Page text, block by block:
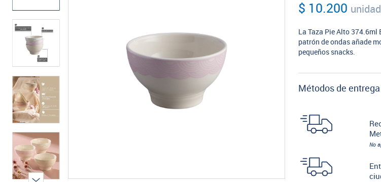
$ 10.200 unidad
La Taza Pie Alto
patrón de ondas añade
pequeños snacks.
Métodos de entrega
No